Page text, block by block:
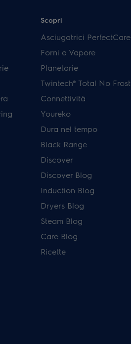
Scopri
Asciugatrici PerfectCare
Forni a Vapore
Planetarie
Twintech® Total No Frost
Connettività
Youreko
Dura nel tempo
Black Range
Discover
Discover Blog
Induction Blog
Dryers Blog
Steam Blog
Care Blog
Ricette